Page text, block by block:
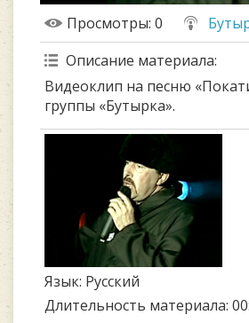
Просмотры: 0
Описание материала:
Видеоклип на песню
группы «Бутырка».
Язык: Русский
Длительность материала: